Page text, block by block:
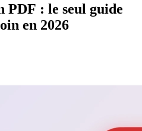
PDF : le seul guide
en 2026